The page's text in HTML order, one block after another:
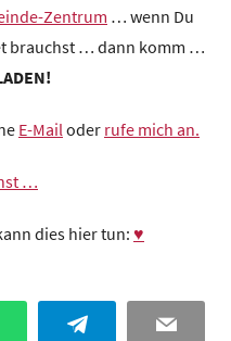
Zentrum … wenn Du
brauchst … dann komm …
E-Mailoder rufe mich an.
…
dies hier tun:♥
Telegram Email